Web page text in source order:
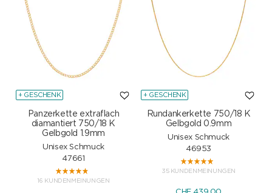
+ GESCHENK
Panzerkette extraflach
diamantiert 750/18 K
Gelbgold 1.9mm
Unisex Schmuck
47661
16 KUNDENMEINUNGEN
+ GESCHENK
Rundankerkette 750/18 K
Gelbgold 0.9mm
Unisex Schmuck
46953
35 KUNDENMEINUNGEN